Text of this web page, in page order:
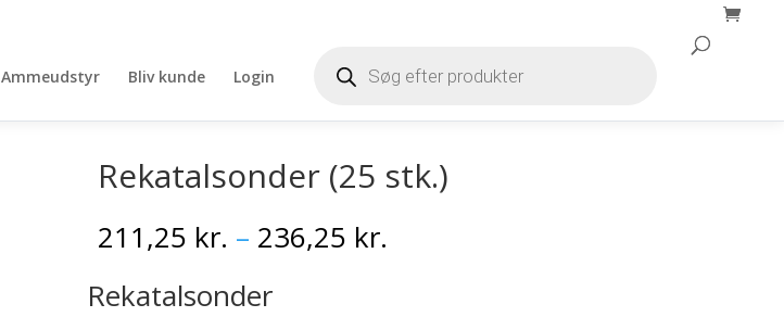
Ammeudstyr Bliv kunde Login search
Rekatalsonder (25 stk.)
211,25 kr. – 236,25 kr.
Rekatalsonder